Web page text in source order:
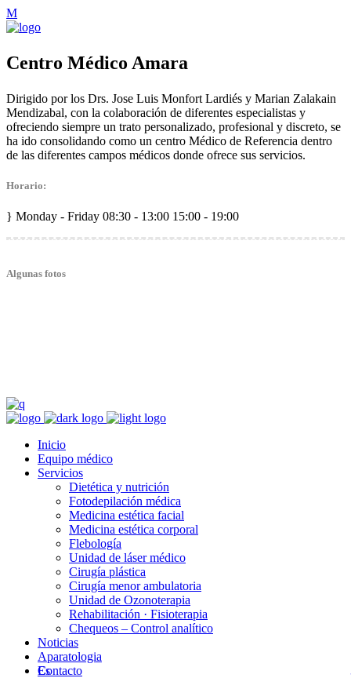
Centro Médico Amara
Dirigido por los Drs. Jose Luis Monfort Lardiés y Marian Zalakain
Mendizabal, con la colaboración de diferentes especialistas y
ofreciendo siempre un trato personalizado, profesional y discreto, se
ha ido consolidando como un centro Médico de Referencia dentro
de las diferentes campos médicos donde ofrece sus servicios.
Horario:
Monday - Friday 08:30 - 13:00 15:00 - 19:00
Algunas fotos
Inicio
Equipo médico
Servicios
Dietética y nutrición
Fotodepilación médica
Medicina estética facial
Medicina estética corporal
Flebología
Unidad de láser médico
Cirugía plástica
Cirugía menor ambulatoria
Unidad de Ozonoterapia
Rehabilitación · Fisioterapia
Chequeos – Control analítico
Noticias
Aparatologia
Contacto
Es